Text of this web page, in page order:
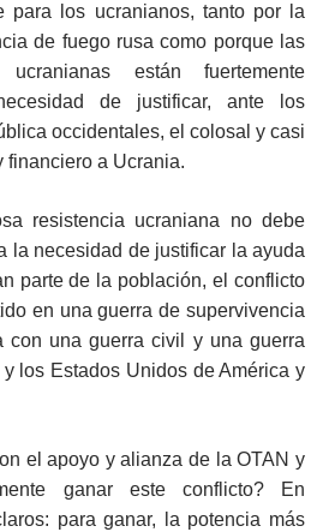
para los ucranianos, tanto por la
de fuego rusa como porque las
ucranianas están fuertemente
de justificar, ante los
occidentales, el colosal y casi
financiero a Ucrania.
resistencia ucraniana no debe
la necesidad de justificar la ayuda
parte de la población, el conflicto
en una guerra de supervivencia
con una guerra civil y una guerra
los Estados Unidos de América y
el apoyo y alianza de la OTAN y
ganar este conflicto? En
para ganar, la potencia más